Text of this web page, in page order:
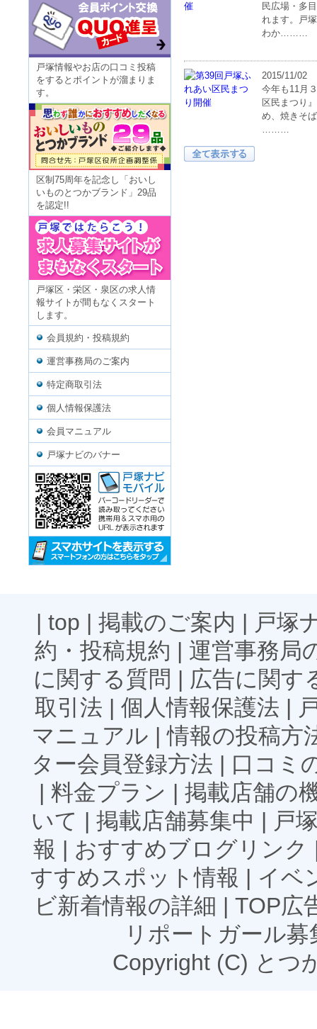
戸塚情報やお店の口コミ投稿
をするとポイントが溜まりま
す。
区制75周年を記念し「おいし
いものとつかブランド」29品
を認定!!
戸塚区・栄区・泉区の求人情
報サイトが間もなくスタート
します。
会員規約・投稿規約
運営事務局のご案内
特定商取引法
個人情報保護法
会員マニュアル
戸塚ナビのバナー
民広場・多
れます。戸
わか………
2015/11/02
今年も11月
区民まつり
め、焼きそ
………
| top | 掲載のご案内 | 戸塚
約・投稿規約 | 運営事務局
に関する質問 | 広告に関す
取引法 | 個人情報保護法 |
マニュアル |情報の投稿方
ター会員登録方法 | 口コミ
| 料金プラン | 掲載店舗の
いて | 掲載店舗募集中 | 戸
報 | おすすめブログリンク
すすめスポット情報 | イベ
ビ新着情報の詳細 | TOP広
リポートガール募
Copyright (C) とつ